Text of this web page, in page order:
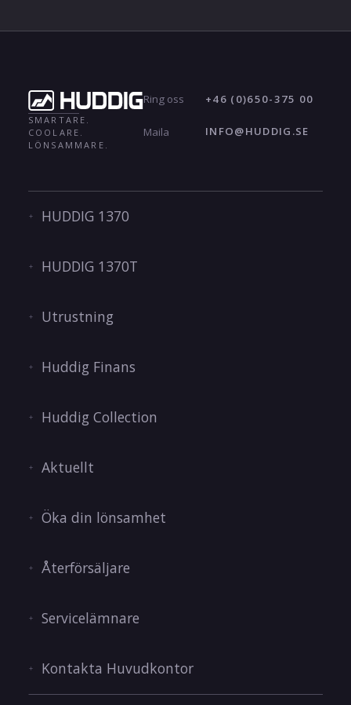
SMARTARE.
COOLARE.
LÖNSAMMARE.
Ring oss +46 (0)650-375 00
Maila INFO@HUDDIG.SE
HUDDIG 1370
HUDDIG 1370T
Utrustning
Huddig Finans
Huddig Collection
Aktuellt
Öka din lönsamhet
Återförsäljare
Servicelämnare
Kontakta Huvudkontor